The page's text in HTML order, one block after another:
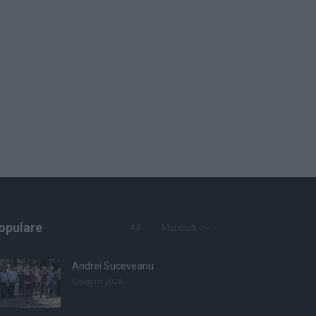
Andrei Suceveanu